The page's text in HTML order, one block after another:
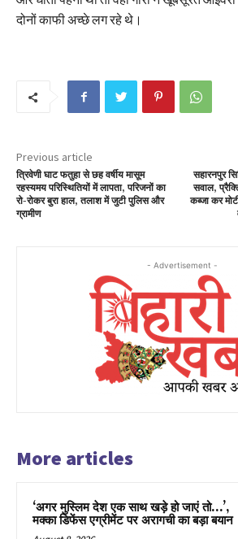
दोनों काफी अच्छे लग रहे थे।
Previous article
त्रिवेणी घाट फतुहा से छह वर्षीय मासूम
रहस्यमय परिस्थितियों में लापता, परिजनों का
रो-रोकर बुरा हाल, तलाश में जुटी पुलिस और
ग्रामीण
सहारनपुर
सवाल,
कब्जा कर
- Advertisement -
More articles
‘अगर मुस्लिम देश एक साथ खड़े हो जाएं तो…’,
मक्का डिफेंस एग्रीमेंट पर अरागची का बड़ा बयान